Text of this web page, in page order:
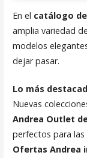
En el catálogo
amplia variedad
modelos
dejar pasar.
Lo más
Nuevas
Andrea Outlet
perfectos para
Ofertas Andrea